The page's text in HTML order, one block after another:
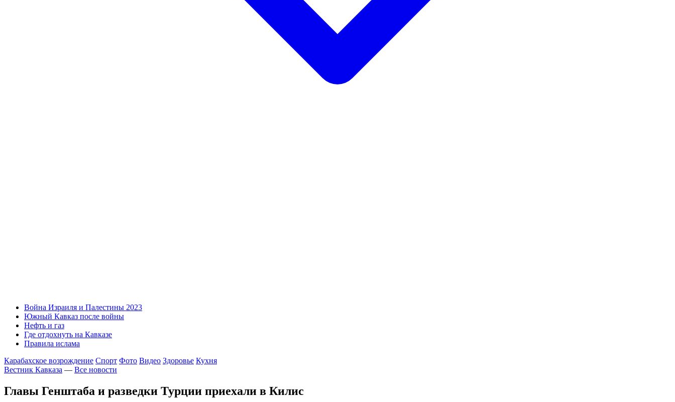
Война Израиля и Палестины 2023
Южный Кавказ после войны
Нефть и газ
Где отдохнуть на Кавказе
Правила ислама
Карабахское возрождение Спорт Фото Видео Здоровье Кухня
Вестник Кавказа — Все новости
Главы Генштаба и разведки Турции приехали в Килис